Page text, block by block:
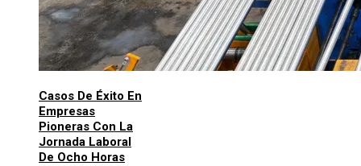
Casos De Éxito En
Empresas
Pioneras Con La
Jornada Laboral
De Ocho Horas